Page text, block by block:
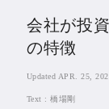
住宅ロ
SBIネ
会社が投
の特徴
Updated APR. 25,
Text :橋場剛